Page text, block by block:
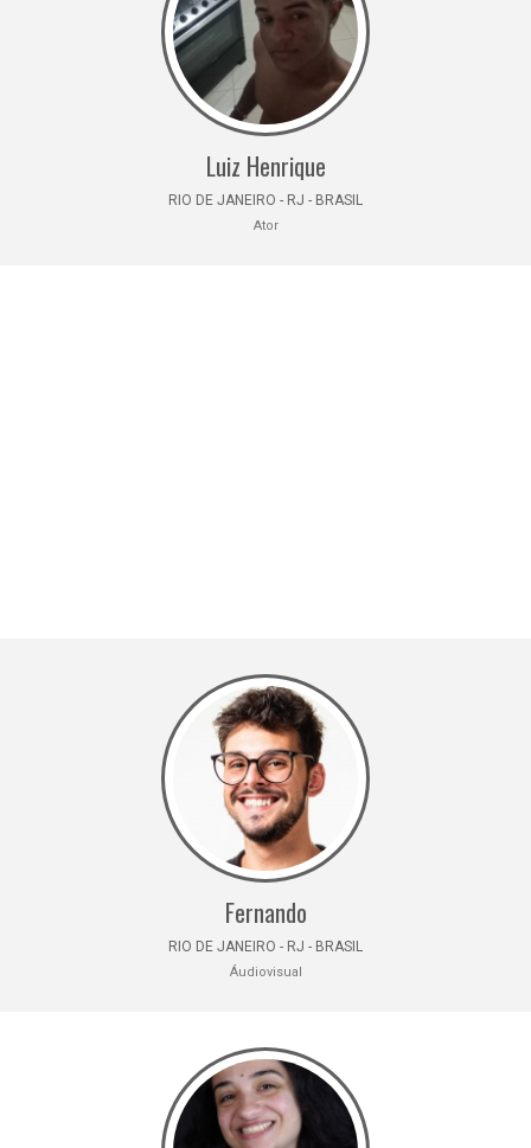
Luiz Henrique
RIO DE JANEIRO - RJ - BRASIL
Ator
Fernando
RIO DE JANEIRO - RJ - BRASIL
Áudiovisual